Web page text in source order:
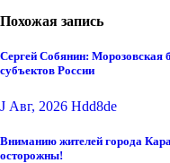
Похожая запись
Сергей Собянин: Морозовская
субъектов России
J Авг, 2026 Hdd8de
Вниманию жителей города
осторожны!